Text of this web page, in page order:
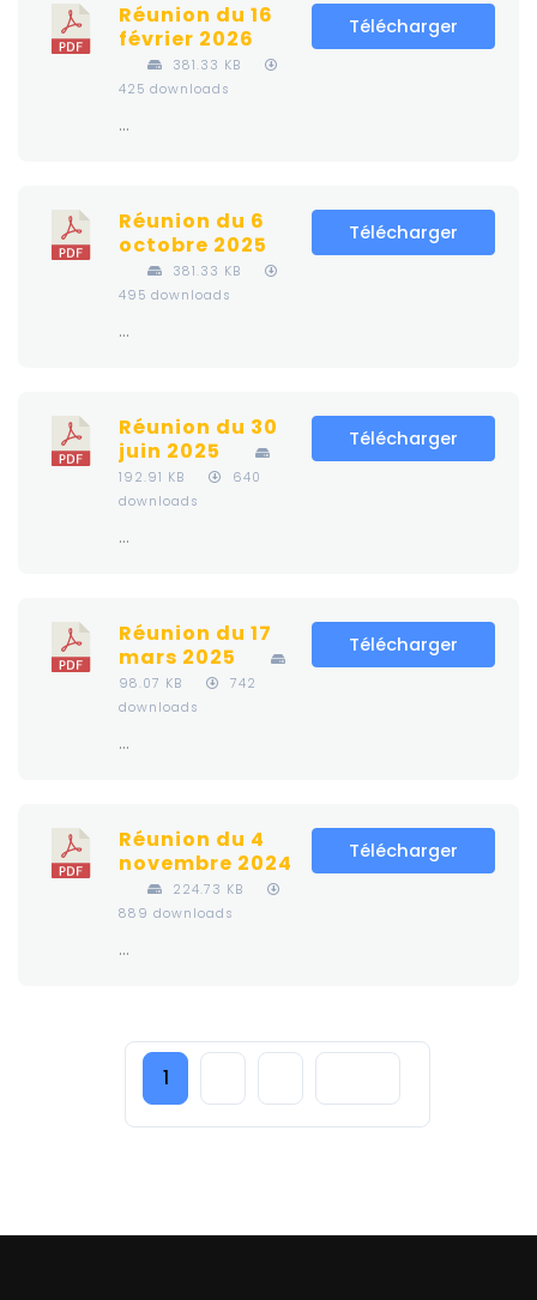
Réunion du 16
février 2026
381.33 KB
425 downloads
...
Télécharger
Réunion du 6
octobre 2025
381.33 KB
495 downloads
...
Télécharger
Réunion du 30
juin 2025
192.91 KB
640
downloads
...
Télécharger
Réunion du 17
mars 2025
98.07 KB
742
downloads
...
Télécharger
Réunion du 4
novembre 2024
224.73 KB
889 downloads
...
Télécharger
1